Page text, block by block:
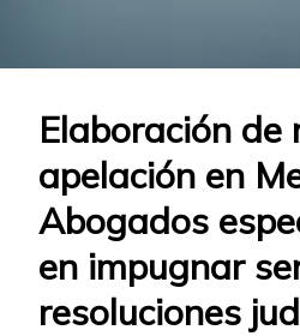
Elaboración de
apelación en
Abogados
en impugnar
resoluciones